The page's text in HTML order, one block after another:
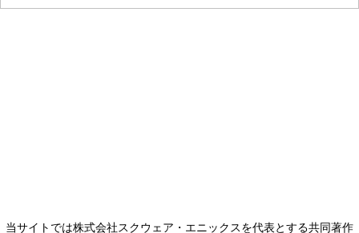
当サイトでは株式会社スクウェア・エニックスを代表とする共同著作